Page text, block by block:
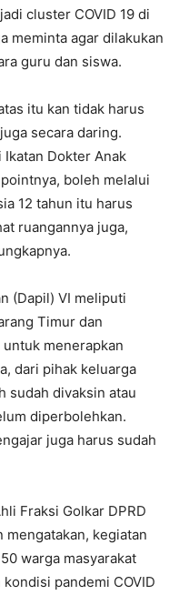
cluster COVID 19 di
meminta agar dilakukan
guru dan siswa.
itu kan tidak harus
secara daring.
Dokter Anak
boleh melalui
12 tahun itu harus
ruangannya juga,
(Dapil) VI meliputi
Timur dan
menerapkan
dari pihak keluarga
sudah divaksin atau
diperbolehkan.
juga harus sudah
Fraksi Golkar DPRD
mengatakan, kegiatan
warga masyarakat
pandemi COVID